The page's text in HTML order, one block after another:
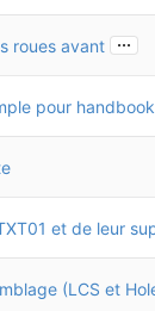
roues avant ...
pour handbook